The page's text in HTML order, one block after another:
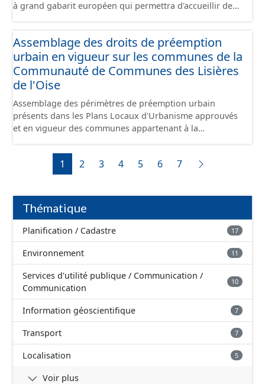
à grand gabarit européen qui permettra d'accueillir des
tonnes de marchandises, soit l'équivalent de 220
camions. Il reliera l’Oise au canal Dunkerque-Escaut, de
Compiègne à Aubencheul-au-Bac (près de Cambrai).
Assemblage des droits de préemption
urbain en vigueur sur les communes de la
Communauté de Communes des Lisières
de l'Oise
Assemblage des périmètres de préemption urbain
présents dans les Plans Locaux d'Urbanisme approuvés
et en vigueur des communes appartenant à la
Cette donnée a été numérisé conformément aux
prescriptions nationales du CNIG. Malgré l'attention
portée à la création de ces données, il est rappelé que
d'un point de vue juridique.
1 2 3 4 5 6 7
Thématique
Planification / Cadastre 17
Environnement 11
Services d'utilité publique / Communication /
Communication
10
Information géoscientifique 7
Transport 7
Localisation 5
Voir plus